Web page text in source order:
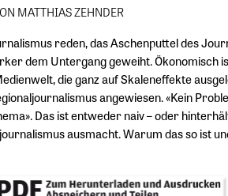
MATTHIAS ZEHNDER
reden, das Aschenputtel des
dem Untergang geweiht. Ökonomisch
die ganz auf Skaleneffekte
angewiesen. «Kein
Das ist entweder naiv – oder
ausmacht. Warum das so ist